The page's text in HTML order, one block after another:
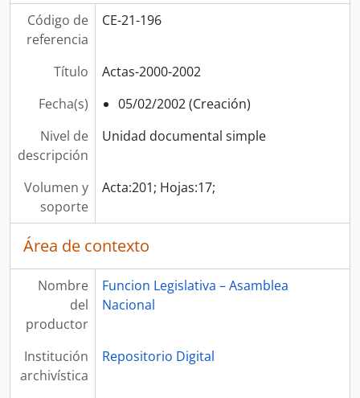
Código de
referencia
CE-21-196
Título
Actas-2000-2002
Fecha(s)
05/02/2002 (Creación)
Nivel de
descripción
Unidad documental simple
Volumen y
soporte
Acta:201; Hojas:17;
Área de contexto
Nombre
del
productor
Funcion Legislativa – Asamblea
Nacional
Institución
archivística
Repositorio Digital